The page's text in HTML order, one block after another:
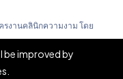
รงานคลินิกความงาม โดย
be improved by